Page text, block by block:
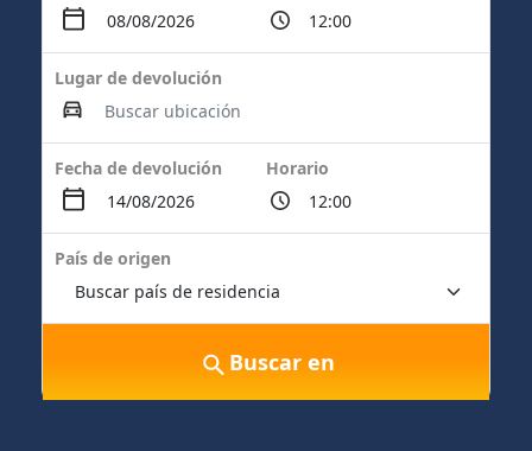
Lugar de devolución
Fecha de devolución Horario
País de origen
Buscar en